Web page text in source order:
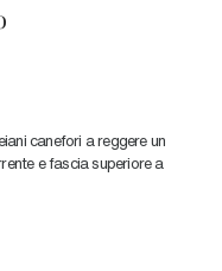
canefori a reggere un
e fascia superiore a